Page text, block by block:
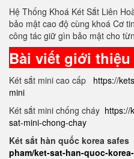
Hệ Thống Khoá Két Sắt Liên
bảo mật cao độ cùng khoá Cơ
công tác giữ gìn bảo mật cho
Bài viết giới thiệu
Két sắt mini cao cấp https://
mini
Két sắt mini chống cháy https://
sat-mini-chong-chay
Két sắt hàn quốc korea safes
pham/ket-sat-han-quoc-